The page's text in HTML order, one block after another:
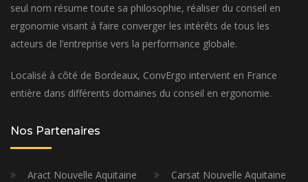
seul nom résume toute sa philosophie, réaliser du conseil en
ergonomie visant à faire converger les intérêts de tous les
acteurs de l’entreprise vers la performance globale.
Localisé à côté de Bordeaux, ConvErgo intervient en France
entière dans différents domaines du conseil en ergonomie.
Nos Partenaires
Aract Nouvelle Aquitaine
Carsat Nouvelle Aquitaine